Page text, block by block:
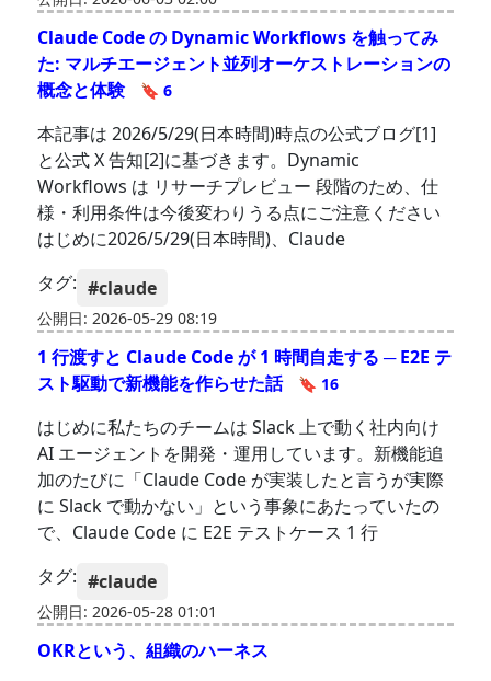
Claude Code の Dynamic Workflows を触ってみ
た: マルチエージェント並列オーケストレーションの
概念と体験
🔖 6
本記事は 2026/5/29(日本時間)時点の公式ブログ[1]
と公式 X 告知[2]に基づきます。Dynamic
Workflows は リサーチプレビュー 段階のため、仕
様・利用条件は今後変わりうる点にご注意ください
はじめに2026/5/29(日本時間)、Claude
タグ: #claude
公開日: 2026-05-29 08:19
1 行渡すと Claude Code が 1 時間自走する ─ E2E テ
スト駆動で新機能を作らせた話
🔖 16
はじめに私たちのチームは Slack 上で動く社内向け
AI エージェントを開発・運用しています。新機能追
加のたびに「Claude Code が実装したと言うが実際
に Slack で動かない」という事象にあたっていたの
で、Claude Code に E2E テストケース 1 行
タグ: #claude
公開日: 2026-05-28 01:01
OKRという、組織のハーネス